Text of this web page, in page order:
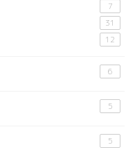
7
31
12
6
5
5